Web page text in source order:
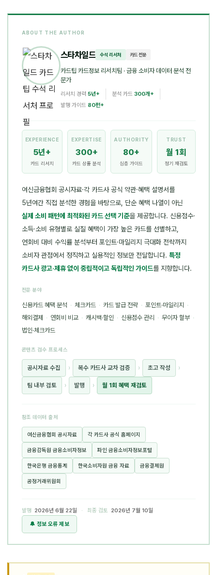
ABOUT THE AUTHOR
스타차일드 수석 리서처 카드 전문
카드팁 카드정보 리서치팀 · 금융 소비자 데이터 분석 전
문가
리서치 경력 5년+ 분석 카드 300개+
발행 가이드 80편+
EXPERIENCE
5년+
카드 리서치
EXPERTISE
300+
카드 상품 분석
AUTHORITY
80+
심층 가이드
TRUST
월 1회
정기 재검토
여신금융협회 공시자료·각 카드사 공식 약관·혜택 설명서를
5년여간 직접 분석한 경험을 바탕으로, 단순 혜택 나열이 아닌
실제 소비 패턴에 최적화된 카드 선택 기준을 제공합니다. 신용점수·
소득·소비 유형별로 실질 혜택이 가장 높은 카드를 선별하고,
연회비 대비 수익률 분석부터 포인트·마일리지 극대화 전략까지
소비자 관점에서 정직하고 실용적인 정보만 전달합니다. 특정
카드사 광고·제휴 없이 중립적이고 독립적인 가이드를 지향합니다.
전문 분야
신용카드 혜택 분석 · 체크카드 · 카드 발급 전략 · 포인트·마일리지 ·
해외결제 · 연회비 비교 · 캐시백·할인 · 신용점수 관리 · 무이자 할부 ·
법인·체크카드
콘텐츠 검수 프로세스
공시자료 수집 › 복수 카드사 교차 검증 › 초고 작성 ›
팀 내부 검토 › 발행 › 월 1회 혜택 재검토
참조 데이터 출처
여신금융협회 공시자료 각 카드사 공식 홈페이지
금융감독원 금융소비자정보 파인 금융소비자정보포털
한국은행 금융통계 한국소비자원 금융 자료 금융결제원
공정거래위원회
발행 2026년 6월 22일 · 최종 검토 2026년 7월 10일
🔔 정보 오류 제보